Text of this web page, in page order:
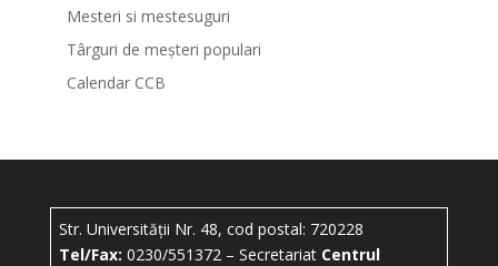
Mesteri si mestesuguri
Târguri de meșteri populari
Calendar CCB
Str. Universității Nr. 48, cod postal: 720228
Tel/Fax: 0230/551372 – Secretariat Centrul